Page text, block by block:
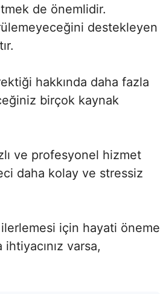
de önemlidir.
destekleyen
hakkında daha fazla
birçok kaynak
ve profesyonel hizmet
daha kolay ve stressiz
için hayati öneme
varsa,